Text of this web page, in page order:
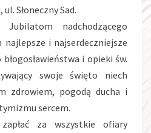
Słoneczny Sad.
nadchodzącego
najlepsze i najserdeczniejsze
i opieki św.
swoje święto niech
zdrowiem, pogodą ducha i
sercem.
za wszystkie ofiary